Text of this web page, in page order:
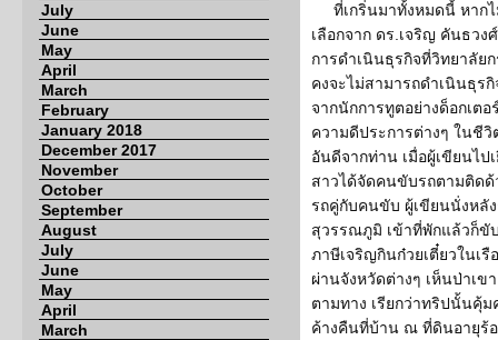
July
June
May
April
March
February
January 2018
December 2017
November
October
September
August
July
June
May
April
March
ที่เกริ่นมาทั้งหมดนี้ หาก
เลือกจาก ดร.เจริญ คันธว
การดำเนินธุรกิจที่วิทยาลัย
คงจะไม่สามารถดำเนินธุร
จากนักการทูตอย่างด็อกเต
ความดีประการต่างๆ ในชี
อันดีจากท่าน เมื่อผู้เขียนไป
สาวได้จัดคนขับรถตามติด
รถคู่กับคนขับ ผู้เขียนนั่งหลั
สุวรรณภูมิ เข้าที่พักแล้วก็ขั
ภาษีเจริญกินก๋วยเตี๋ยวในเ
ผ่านจังหวัดต่างๆ เห็นป่าเข
ตามทาง เรียกว่าทริปนั้นคุ้
ค้างคืนที่บ้าน ณ ที่ดินอายุร้อ